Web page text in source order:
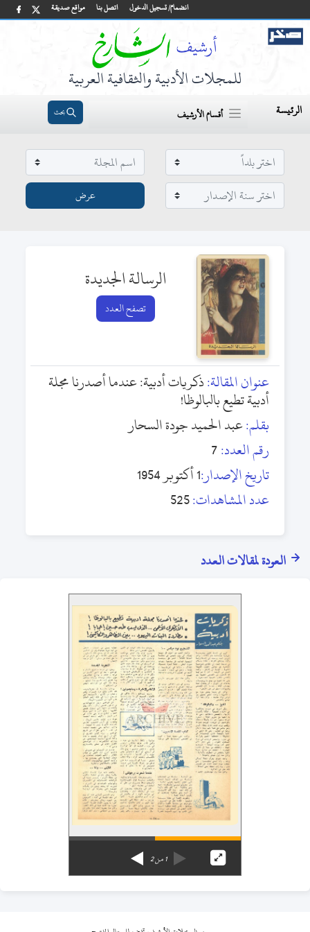
مواقع صديقة اتصل بنا انضمام/ تسجيل الدخول
للمجلات الأدبية والثقافية العربية
الرئيسة أقسام الأرشيف بحث
الرسالة الجديدة
تصفح العدد
عنوان المقالة:ذكريات أدبية: عندما أصدرنا مجلة
أدبية تطيع بالبالوظا!
بقلم:عبد الحميد جودة السحار
رقم العدد:7
تاريخ الإصدار:1 أكتوبر 1954
عدد المشاهدات:525
العودة لمقالات العدد
1من2